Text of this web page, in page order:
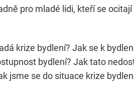
pro mladé lidi, kteří se
krize bydlení? Jak se k
bydlení? Jak tato
jsme se do situace krize